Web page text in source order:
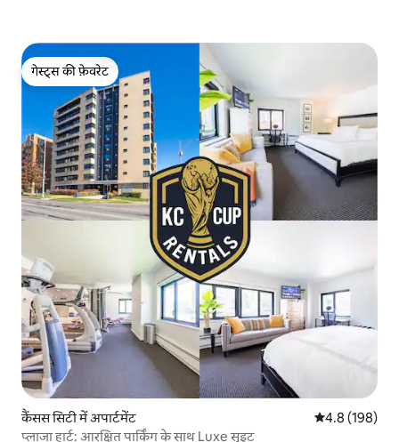
गेस्ट्स की फ़ेवरेट
गेस्ट्स की फ़ेवरेट
कैंसस सिटी में अपार्टमेंट औसत रेटिंग 5 में
4.8 (198)
प्लाजा हार्ट: आरक्षित पार्किंग के साथ Luxe सुइट